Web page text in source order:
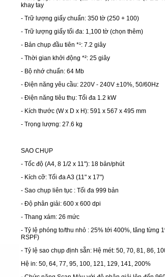
khay tay
- Trữ lượng giấy chuẩn: 350 tờ (250 + 100)
- Trữ lượng giấy tối đa: 1,100 tờ (chọn thêm)
- Bản chụp đầu tiên *¹: 7.2 giây
- Thời gian khởi động *²: 25 giây
- Bộ nhớ chuẩn: 64 Mb
- Điện năng yêu cầu: 220V - 240V ±10%, 50/60Hz
- Điện năng tiêu thụ: Tối đa 1.2 kW
- Kích thước (W x D x H): 591 x 567 x 495 mm
- Trọng lượng: 27.6 kg
SAO CHỤP
- Tốc độ (A4, 8 1/2 x 11"): 18 bản/phút
- Kích cỡ: Tối đa A3 (11" x 17")
- Sao chụp liên tục : Tối đa 999 bản
- Độ phân giải: 600 x 600 dpi
- Thang xám: 26 mức
- Tỷ lệ phóng to/thu nhỏ : 25% tới 400%, tăng từng
RSPF)
- Tỷ lệ sao chụp định sẵn: Hệ mét: 50, 70, 81, 86,
Hệ in: 50, 64, 77, 95, 100, 121, 129, 141, 200%